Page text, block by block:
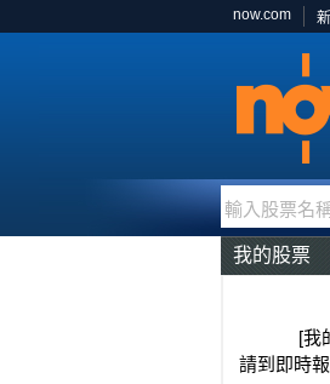
now.com
輸入股票名
我的股票
[我
請到即時